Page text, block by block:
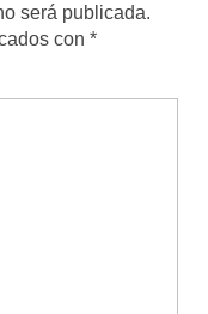
será publicada.
con *